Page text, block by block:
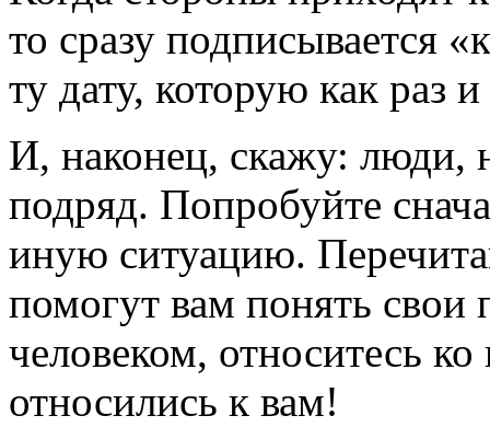
то сразу подписывается
ту дату, которую как раз
И, наконец, скажу: люди,
подряд. Попробуйте
иную ситуацию.
помогут вам понять свои
человеком, относитесь
относились к вам!